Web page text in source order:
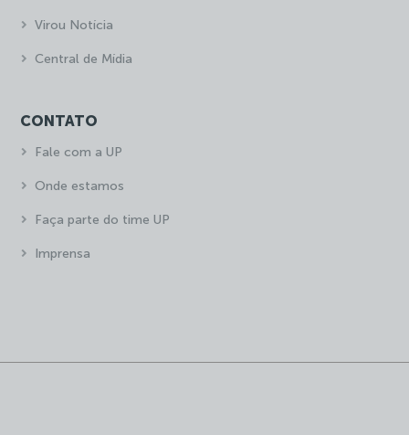
Virou Notícia
Central de Mídia
CONTATO
Fale com a UP
Onde estamos
Faça parte do time UP
Imprensa